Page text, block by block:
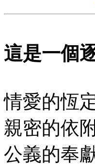
這是一個
情愛的恆
親密的依
公義的奉